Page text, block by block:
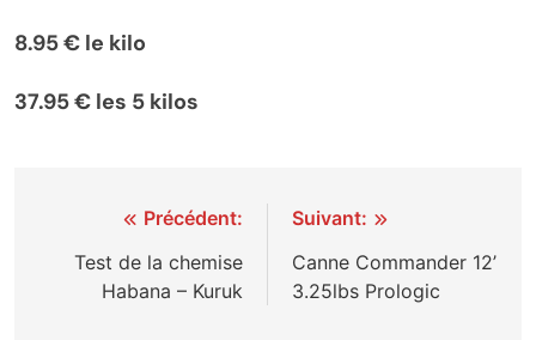
8.95 € le kilo
37.95 € les 5 kilos
Navigation
l’article
Précédent:
Test de la chemise
Habana – Kuruk
Suivant:
Canne Commander 12’
3.25lbs Prologic